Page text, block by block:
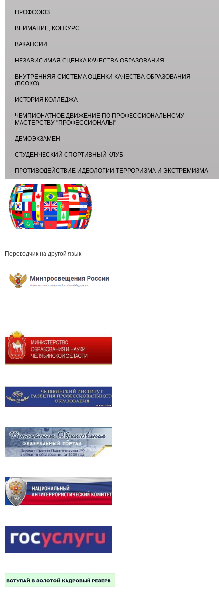
ПРОФСОЮЗ
ВНИМАНИЕ, КОНКУРС
ВАКАНСИИ
НЕЗАВИСИМАЯ ОЦЕНКА КАЧЕСТВА ОБРАЗОВАНИЯ
ВНУТРЕННЯЯ СИСТЕМА ОЦЕНКИ КАЧЕСТВА ОБРАЗОВАНИЯ
(ВСОКО)
ИСТОРИЯ КОЛЛЕДЖА
ЧЕМПИОНАТНОЕ ДВИЖЕНИЕ ПО ПРОФЕССИОНАЛЬНОМУ
МАСТЕРСТВУ "ПРОФЕССИОНАЛЫ"
ДЕМОЭКЗАМЕН
СТУДЕНЧЕСКИЙ СПОРТИВНЫЙ КЛУБ
ПРОТИВОДЕЙСТВИЕ ИДЕОЛОГИИ ТЕРРОРИЗМА И ЭКСТРЕМИЗМА
Переводчик на другой язык